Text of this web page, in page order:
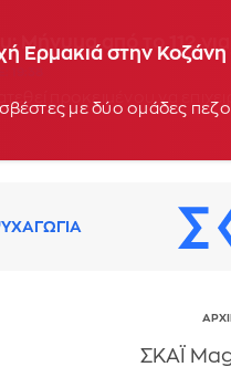
Μήνυμα από το 112
Ερμακιά στην
με δύο ομάδες
ΣΚΑΪ